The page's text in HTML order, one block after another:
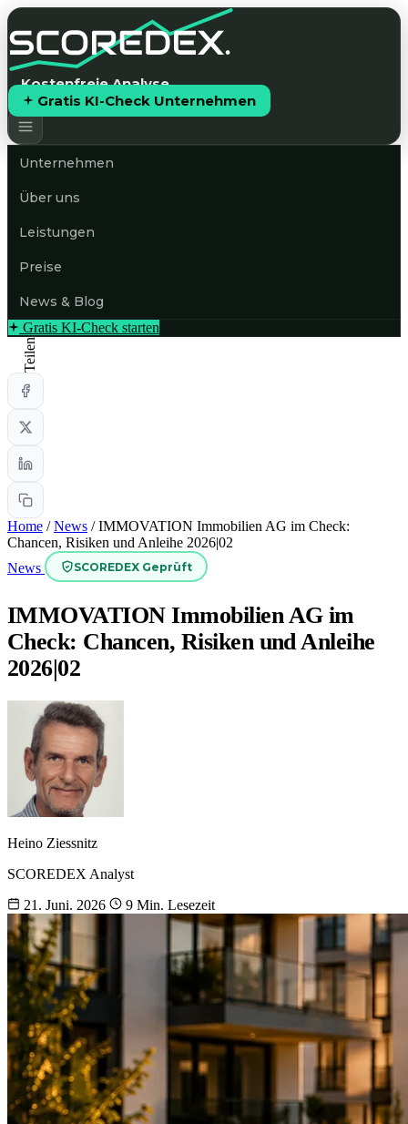
Kostenfreie Analyse
Gratis KI-Check Unternehmen
Unternehmen
Über uns
Leistungen
Preise
News & Blog
Gratis KI-Check starten
Teilen
Home / News / IMMOVATION Immobilien AG im Check:
Chancen, Risiken und Anleihe 2026|02
News
SCOREDEX Geprüft
IMMOVATION Immobilien AG im
Check: Chancen, Risiken und Anleihe
2026|02
Heino Ziessnitz
SCOREDEX Analyst
21. Juni. 2026
9 Min. Lesezeit